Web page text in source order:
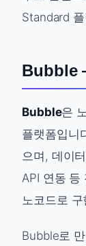
Standard
Bubble
Bubble은
플랫폼입니
으며, 데이
API 연동 등
노코드로
Bubble로